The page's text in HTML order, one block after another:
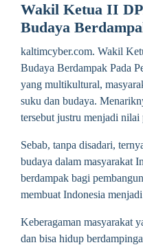
Wakil Ketua II
Budaya
kaltimcyber.com. Wakil
Budaya Berdampak Pada
yang multikultural,
suku dan budaya.
tersebut justru menjadi
Sebab, tanpa disadari,
budaya dalam masyarakat
berdampak bagi
membuat Indonesia
Keberagaman masyarakat
dan bisa hidup